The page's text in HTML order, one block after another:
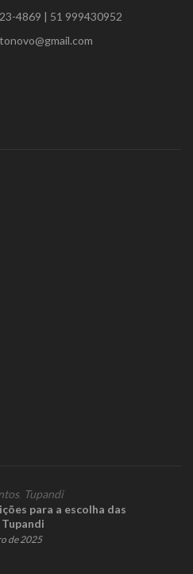
4869 | 51 999430952
, Tupandi
para a escolha das
de 2025